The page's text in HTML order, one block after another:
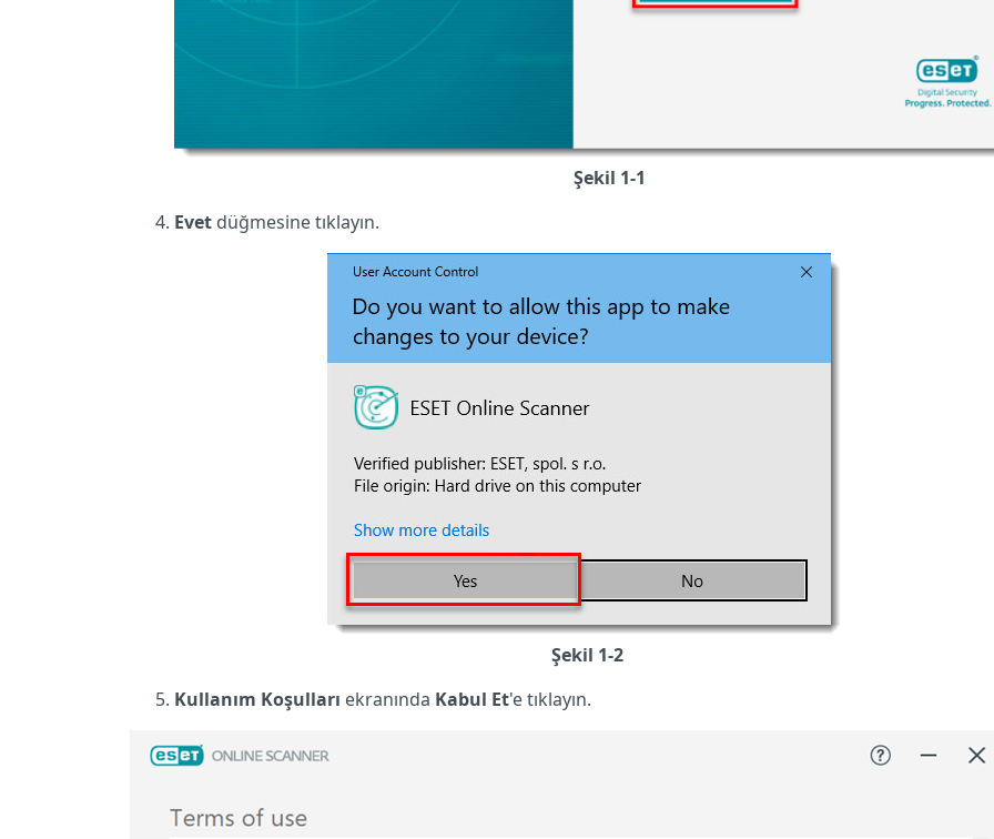
Şekil 1-1
Evet düğmesine tıklayın.
Şekil 1-2
Kullanım Koşulları ekranında Kabul Et'e tıklayın.